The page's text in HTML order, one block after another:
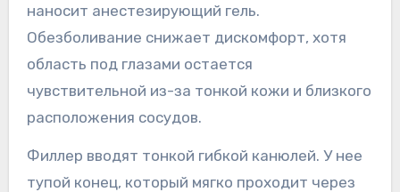
наносит анестезирующий гель.
Обезболивание снижает дискомфорт, хотя
область под глазами остается
чувствительной из-за тонкой кожи и близкого
расположения сосудов.
Филлер вводят тонкой гибкой канюлей. У нее
тупой конец, который мягко проходит через